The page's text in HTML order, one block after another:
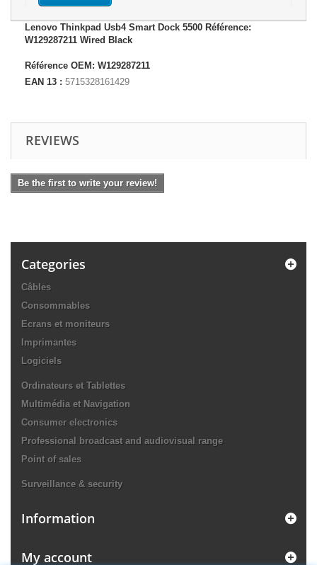
Lenovo Thinkpad Usb4 Smart Dock 5500 Référence:
W129287211 Wired Black
Référence OEM: W129287211
EAN 13 : 5715328161429
REVIEWS
Be the first to write your review!
Categories
Câbles
Consommables
Ecrans et moniteurs
Imprimantes
Logiciels
Ordinateurs et Tablettes
Multimédia et Navigation
Consumer electronics
Professional broadcast and audiovisual range
Point of sales
Surveillance & security
Information
My account